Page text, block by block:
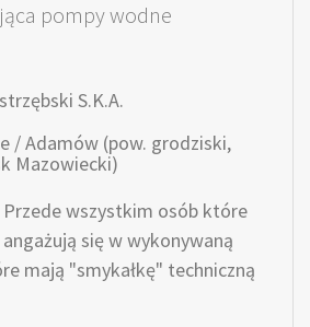
pompy wodne
S.K.A.
/ Adamów (pow. grodziski,
Mazowiecki)
Przede wszystkim osób które
się w wykonywaną
mają "smykałkę" techniczną